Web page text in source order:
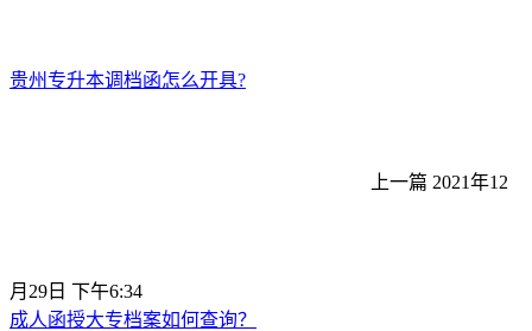
贵州专升本调档函怎么开具?
上一篇 2021年12
月29日 下午6:34
成人函授大专档案如何查询？